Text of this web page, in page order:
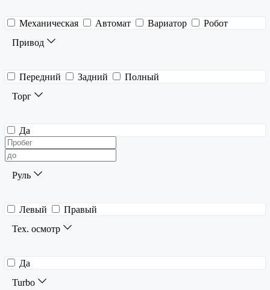
Механическая Автомат Вариатор
Робот
Привод
Передний Задний
Полный
Торг
Да
Руль
Левый
Правый
Тех. осмотр
Да
Turbo